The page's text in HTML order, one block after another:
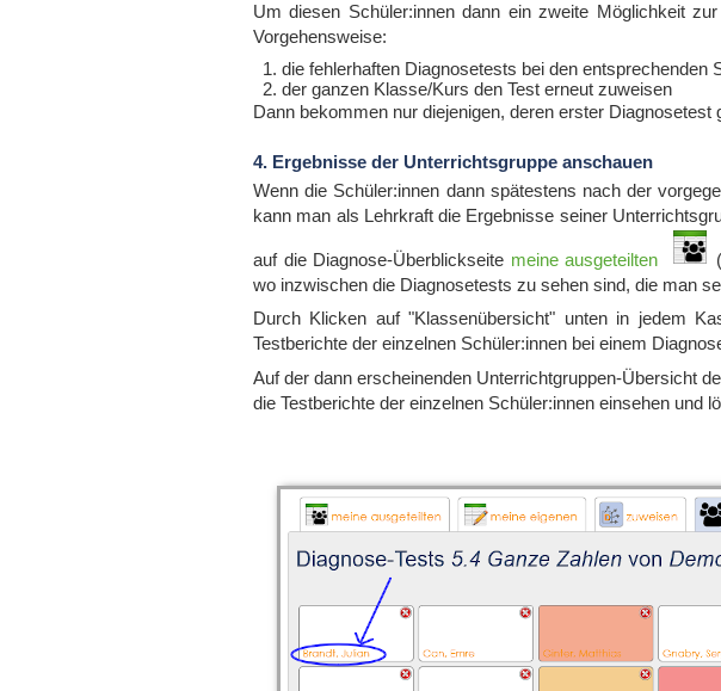
Um diesen Schüler:innen dann ein zweite Möglichkeit
Vorgehensweise:
die fehlerhaften Diagnosetests bei den entsprechenden
der ganzen Klasse/Kurs den Test erneut zuweisen
Dann bekommen nur diejenigen, deren erster
4. Ergebnisse der Unterrichtsgruppe anschauen
Wenn die Schüler:innen dann spätestens nach der
kann man als Lehrkraft die Ergebnisse seiner
auf die Diagnose-Überblickseite meine ausgeteilten
wo inzwischen die Diagnosetests zu sehen sind, die man
Durch Klicken auf "Klassenübersicht" unten in jedem
Testberichte der einzelnen Schüler:innen bei einem
Auf der dann erscheinenden Unterrichtgruppen-Übersicht
die Testberichte der einzelnen Schüler:innen einsehen und